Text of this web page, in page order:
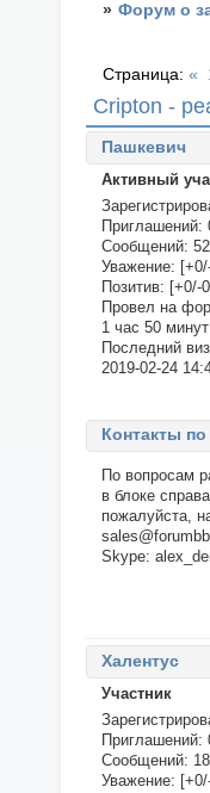
» Форум о
Cripton -
Страница:«
Пашкевич
Активный
Приглашений:
Сообщений: 52
Уважение:
Позитив: [+0/-
Провел на
1 час 50 минут
Последний
2019-02-24
Контакты
По вопросам
в блоке
пожалуйста,
Skype:
Халентус
Участник
Приглашений:
Сообщений: 18
Уважение: